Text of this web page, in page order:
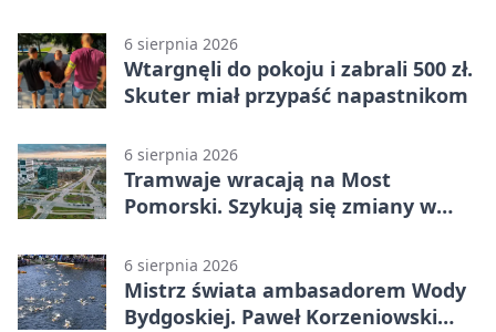
6 sierpnia 2026
Wtargnęli do pokoju i zabrali 500 zł.
Skuter miał przypaść napastnikom
6 sierpnia 2026
Tramwaje wracają na Most
Pomorski. Szykują się zmiany w
6 sierpnia 2026
Mistrz świata ambasadorem Wody
Bydgoskiej. Paweł Korzeniowski